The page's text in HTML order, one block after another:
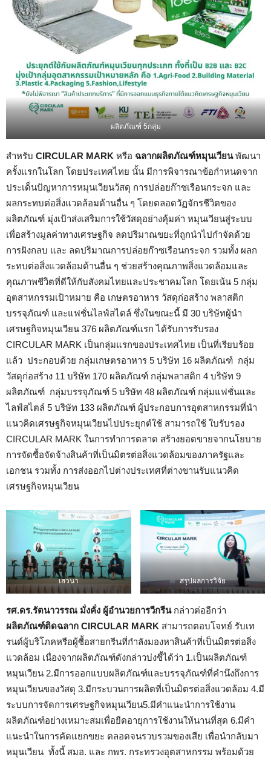
ผลิตภัณฑ์ 5กลุ่ม
สำหรับ CIRCULAR MARK หรือ ฉลากผลิตภัณฑ์หมุนเวียนพัฒนา
ครั้งแรกในโลก โดยประเทศไทย นั้น มีการพิจารณาข้อกำหนดจาก
ประเด็นปัญหาการหมุนเวียนวัสดุ การปล่อยก๊าซเรือนกระจก และ
ผลกระทบต่อสิ่งแวดล้อมด้านอื่น ๆ โดยตลอดวัฏจักรชีวิตของ
ผลิตภัณฑ์ มุ่งเป้าส่งเสริมการใช้วัสดุอย่างคุ้มค่า หมุนเวียนสู่ระบบ
เพื่อสร้างมูลค่าทางเศรษฐกิจ ลดปริมาณขยะที่ถูกนำไปกำจัดด้วย
การฝังกลบ และ ลดปริมาณการปล่อยก๊าซเรือนกระจก รวมทั้ง ผลก
ระทบต่อสิ่งแวดล้อมด้านอื่น ๆ ช่วยสร้างคุณภาพสิ่งแวดล้อมและ
คุณภาพชีวิตที่ดีให้กับสังคมไทยและประชาคมโลก โดยเน้น 5 กลุ่ม
อุตสาหกรรมเป้าหมาย คือ เกษตรอาหาร วัสดุก่อสร้าง พลาสติก
บรรจุภัณฑ์ และแฟชั่นไลฟ์สไตล์ ซึ่งในขณะนี้ มี 30 บริษัทผู้นำ
เศรษฐกิจหมุนเวียน 376 ผลิตภัณฑ์แรก ได้รับการรับรอง
CIRCULAR MARK เป็นกลุ่มแรกของประเทศไทย เป็นที่เรียบร้อย
แล้ว ประกอบด้วย กลุ่มเกษตรอาหาร 5 บริษัท 16 ผลิตภัณฑ์ กลุ่ม
วัสดุก่อสร้าง 11 บริษัท 170 ผลิตภัณฑ์ กลุ่มพลาสติก 4 บริษัท 9
ผลิตภัณฑ์ กลุ่มบรรจุภัณฑ์ 5 บริษัท 48 ผลิตภัณฑ์ กลุ่มแฟชั่นและ
ไลฟ์สไตล์ 5 บริษัท 133 ผลิตภัณฑ์ ผู้ประกอบการอุตสาหกรรมที่นำ
แนวคิดเศรษฐกิจหมุนเวียนไปประยุกต์ใช้ สามารถใช้ ใบรับรอง
CIRCULAR MARK ในการทำการตลาด สร้างยอดขายจากนโยบาย
การจัดซื้อจัดจ้างสินค้าที่เป็นมิตรต่อสิ่งแวดล้อมของภาครัฐและ
เอกชน รวมทั้ง การส่งออกไปต่างประเทศที่ต่างขานรับแนวคิด
เศรษฐกิจหมุนเวียน
เสวนา สรุปผลการวิจัย
รศ.ดร.รัตนาวรรณ มั่งคั่ง ผู้อำนวยการวีกรีน กล่าวต่ออีกว่า
ผลิตภัณฑ์ติดฉลาก CIRCULAR MARK สามารถตอบโจทย์ รับเท
รนด์ผู้บริโภคหรือผู้ซื้อสายกรีนที่กำลังมองหาสินค้าที่เป็นมิตรต่อสิ่ง
แวดล้อม เนื่องจากผลิตภัณฑ์ดังกล่าวบ่งชี้ได้ว่า 1.เป็นผลิตภัณฑ์
หมุนเวียน 2.มีการออกแบบผลิตภัณฑ์และบรรจุภัณฑ์ที่คำนึงถึงการ
หมุนเวียนของวัสดุ 3.มีกระบวนการผลิตที่เป็นมิตรต่อสิ่งแวดล้อม 4.มี
ระบบการจัดการเศรษฐกิจหมุนเวียน5.มีคำแนะนำการใช้งาน
ผลิตภัณฑ์อย่างเหมาะสมเพื่อยืดอายุการใช้งานให้นานที่สุด 6.มีคำ
แนะนำในการคัดแยกขยะ ตลอดจนรวบรวมของเสีย เพื่อนำกลับมา
หมุนเวียน ทั้งนี้ สมอ. และ กพร. กระทรวงอุตสาหกรรม พร้อมด้วย